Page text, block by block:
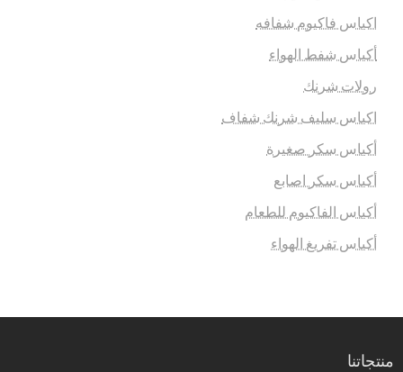
اكياس فاكيوم شفافه
أكياس شفط الهواء
رولات شرنك
اكياس سليف شرنك شفاف
أكياس سكر صغيرة
أكياس سكر اصابع
أكياس الفاكيوم للطعام
أكياس تفريغ الهواء
منتجاتنا